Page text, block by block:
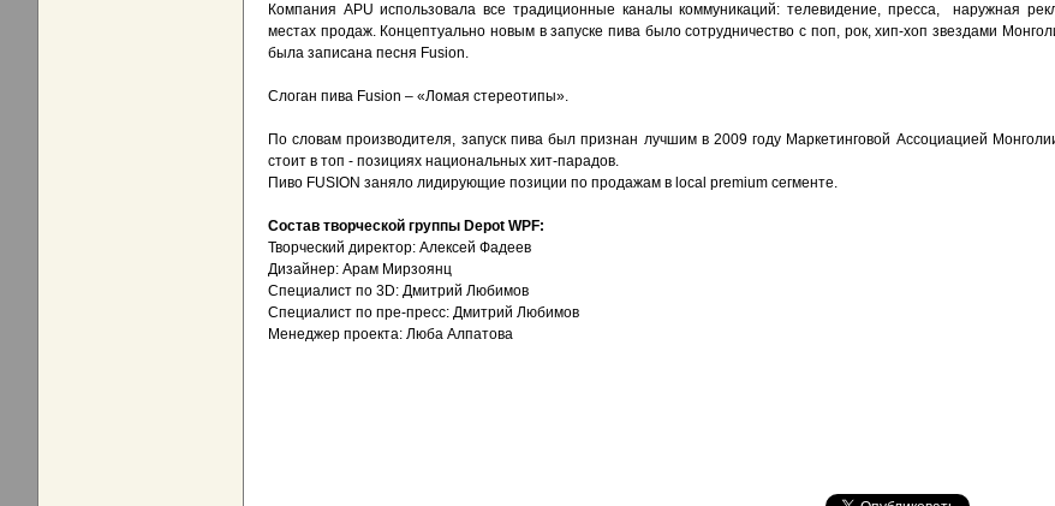
Компания APU использовала все традиционные каналы коммуникаций: телевидение, пресса, наружная
местах продаж. Концептуально новым в запуске пива было сотрудничество с поп, рок, хип-хоп звездами
была записана песня Fusion.
Слоган пива Fusion – «Ломая стереотипы».
По словам производителя, запуск пива был признан лучшим в 2009 году Маркетинговой Ассоциацией
стоит в топ - позициях национальных хит-парадов.
Пиво FUSION заняло лидирующие позиции по продажам в local premium сегменте.
Состав творческой группы Depot WPF:
Творческий директор: Алексей Фадеев
Дизайнер: Арам Мирзоянц
Специалист по 3D: Дмитрий Любимов
Специалист по пре-пресс: Дмитрий Любимов
Менеджер проекта: Люба Алпатова